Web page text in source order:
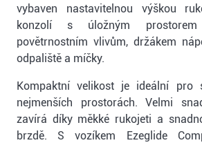
vybaven nastavitelnou výškou
konzolí s úložným
povětrnostním vlivům, držákem
odpaliště a míčky.
Kompaktní velikost je ideální pro
nejmenších prostorách. Velmi
zavírá díky měkké rukojeti a
brzdě. S vozíkem Ezeglide